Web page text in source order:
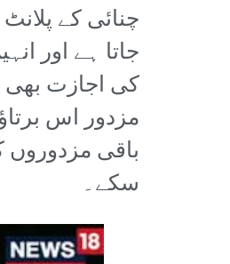
چنائی کے
جاتا ہے اور
کی اجازت
مزدور اس
باقی
سکے۔